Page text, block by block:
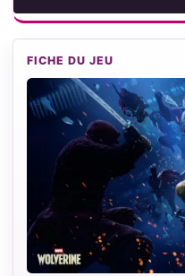
FICHE DU JEU